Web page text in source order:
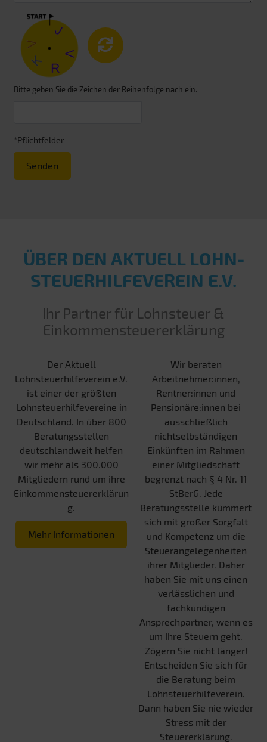
Bitte geben Sie die Zeichen der Reihenfolge nach ein.
*Pflichtfelder
Senden
ÜBER DEN AKTUELL LOHN­
STEUER­HILFE­VEREIN E.V.
Ihr Partner für Lohnsteuer &
Einkommensteuererklärung
Der Aktuell
Lohnsteuerhilfeverein e.V.
ist einer der größten
Lohnsteuerhilfevereine in
Deutschland. In über 800
Beratungsstellen
deutschlandweit helfen
wir mehr als 300.000
Mitgliedern rund um ihre
Einkommensteuererklärun
g.
Mehr Informationen
Wir beraten
Arbeitnehmer:innen,
Rentner:innen und
Pensionäre:innen bei
ausschließlich
nichtselbständigen
Einkünften im Rahmen
einer Mitgliedschaft
begrenzt nach § 4 Nr. 11
StBerG. Jede
Beratungsstelle kümmert
sich mit großer Sorgfalt
und Kompetenz um die
Steuerangelegenheiten
ihrer Mitglieder. Daher
haben Sie mit uns einen
verlässlichen und
fachkundigen
Ansprechpartner, wenn es
um Ihre Steuern geht.
Zögern Sie nicht länger!
Entscheiden Sie sich für
die Beratung beim
Lohnsteuerhilfeverein.
Dann haben Sie nie wieder
Stress mit der
Steuererklärung.